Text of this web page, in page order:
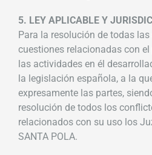
5. LEY APLICABLE Y
Para la resolución de todas
cuestiones relacionadas con
las actividades en él
la legislación española, a la
expresamente las partes,
resolución de todos los
relacionados con su uso los
SANTA POLA.